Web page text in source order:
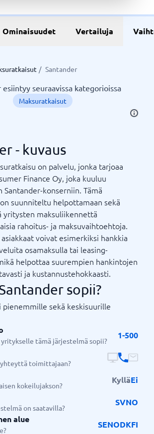
Ominaisuudet Vertailuja
/ Santander
esiintyy seuraavissa kategorioissa
Maksuratkaisut
- kuvaus
on palvelu, jonka tarjoaa
Finance Oy, joka kuuluu
Santander-konserniin. Tämä
suunniteltu helpottamaan sekä
maksuliikennettä
rahoitus- ja maksuvaihtoehtoja.
voivat esimerkiksi hankkia
osamaksulla tai leasing-
helpottaa suurempien hankintojen
ja kustannustehokkaasti.
sopii?
sekä keskisuurille
tämä järjestelmä sopii?
1-500
toimittajaan?
kokeilujakson?
KylläEi
on saatavilla?
SVNO
alue
SENODKFI